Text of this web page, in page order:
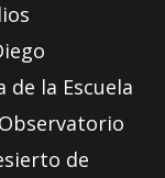
la Escuela
de